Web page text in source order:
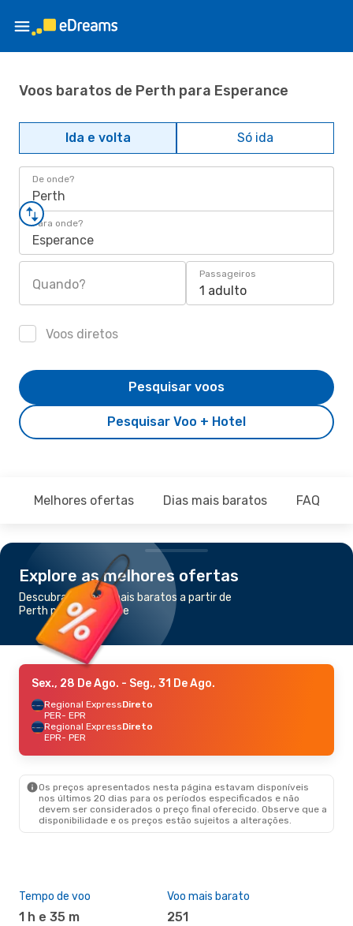
Voos baratos de Perth para Esperance
Ida e volta Só ida
De onde?
Perth
Para onde?
Esperance
Quando?
Passageiros
1 adulto
Voos diretos
Pesquisar Voo + Hotel
Pesquisar voos
Melhores ofertas Dias mais baratos FAQ
Explore as melhores ofertas
Descubra os voos mais baratos a partir de
Perth para Esperance
Sex., 28 De Ago. - Seg., 31 De Ago.
Regional ExpressDireto
PER- EPR
Regional ExpressDireto
EPR- PER
Os preços apresentados nesta página estavam disponíveis
nos últimos 20 dias para os períodos especificados e não
devem ser considerados o preço final oferecido. Observe que a
disponibilidade e os preços estão sujeitos a alterações.
Tempo de voo
1 h e 35 m
Voo mais barato
251